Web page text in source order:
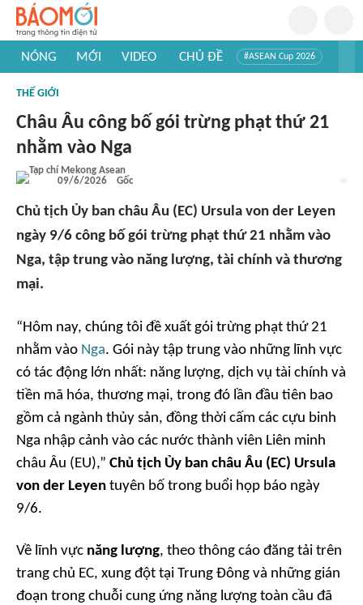
NÓNG MỚI VIDEO CHỦ ĐỀ #ASEAN Cup 2026
#Khám phá thế giới
THẾ GIỚI
Châu Âu công bố gói trừng phạt thứ 21
nhằm vào Nga
09/6/2026 Gốc
Chủ tịch Ủy ban châu Âu (EC) Ursula von der Leyen
ngày 9/6 công bố gói trừng phạt thứ 21 nhằm vào
Nga, tập trung vào năng lượng, tài chính và thương
mại.
“Hôm nay, chúng tôi đề xuất gói trừng phạt thứ 21
nhằm vào Nga. Gói này tập trung vào những lĩnh vực
có tác động lớn nhất: năng lượng, dịch vụ tài chính và
tiền mã hóa, thương mại, trong đó lần đầu tiên bao
gồm cả ngành thủy sản, đồng thời cấm các cựu binh
Nga nhập cảnh vào các nước thành viên Liên minh
châu Âu (EU),” Chủ tịch Ủy ban châu Âu (EC) Ursula
von der Leyen tuyên bố trong buổi họp báo ngày
9/6.
Về lĩnh vực năng lượng, theo thông cáo đăng tải trên
trang chủ EC, xung đột tại Trung Đông và những gián
đoạn trong chuỗi cung ứng năng lượng toàn cầu đã